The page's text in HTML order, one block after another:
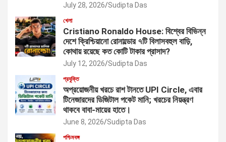
July 28, 2026 Sudipta Das
খেলা
Cristiano Ronaldo House: বিশ্বের বিভিন্ন
দেশে ক্রিশ্চিয়ানো রোনাল্ডোর ৭টি বিলাসবহুল বাড়ি,
কোথায় রয়েছে কত কোটি টাকার প্রাসাদ?
July 12, 2026 Sudipta Das
প্রযুক্তি
অপ্রয়োজনীয় খরচে রাশ টানতে UPI Circle, এবার
টিনেজারদের ডিজিটাল পকেট মানি; খরচের নিয়ন্ত্রণ
থাকবে বাবা-মায়ের হাতে।
June 8, 2026 Sudipta Das
পশ্চিমবঙ্গ